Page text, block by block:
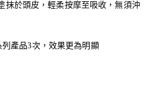
抹於頭皮，輕柔按摩至吸收，無須沖
產品3次，效果更為明顯